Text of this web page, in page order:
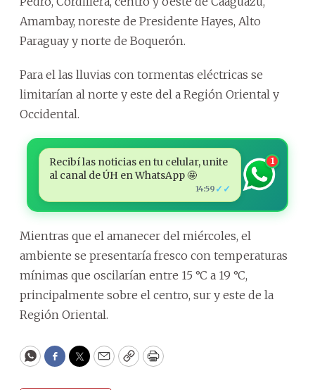
Amambay, noreste de Presidente Hayes, Alto
Paraguay y norte de Boquerón.
Para el las lluvias con tormentas eléctricas se
limitarían al norte y este del a Región Oriental y
Occidental.
Recibí las noticias en tu celular, unite
al canal de ÚH en WhatsApp 🤩
14:59 ✓✓
1
Mientras que el amanecer del miércoles, el
ambiente se presentaría fresco con temperaturas
mínimas que oscilarían entre 15 °C a 19 °C,
principalmente sobre el centro, sur y este de la
Región Oriental.
WhatsApp
Facebook
Twitter
EmailCopyPrint